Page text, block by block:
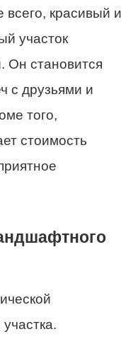
красивый и
участок
Он становится
с друзьями и
того,
стоимость